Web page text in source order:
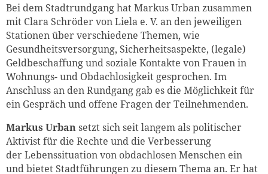
Bei dem Stadtrundgang hat Markus Urban zusammen
mit Clara Schröder von Liela e. V. an den jeweiligen
Stationen über verschiedene Themen, wie
Gesundheitsversorgung, Sicherheitsaspekte, (legale)
Geldbeschaffung und soziale Kontakte von Frauen in
Wohnungs- und Obdachlosigkeit gesprochen. Im
Anschluss an den Rundgang gab es die Möglichkeit für
ein Gespräch und offene Fragen der Teilnehmenden.
Markus Urbansetzt sich seit langem als politischer
Aktivist für die Rechte und die Verbesserung
der Lebenssituation von obdachlosen Menschen ein
und bietet Stadtführungen zu diesem Thema an. Er hat